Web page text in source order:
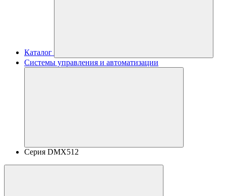
Каталог
Системы управления и автоматизации
Серия DMX512